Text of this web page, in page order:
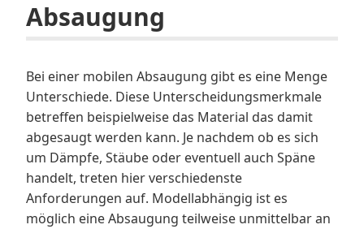
Absaugung
Bei einer mobilen Absaugung gibt es eine Menge
Unterschiede. Diese Unterscheidungsmerkmale
betreffen beispielweise das Material das damit
abgesaugt werden kann. Je nachdem ob es sich
um Dämpfe, Stäube oder eventuell auch Späne
handelt, treten hier verschiedenste
Anforderungen auf. Modellabhängig ist es
möglich eine Absaugung teilweise unmittelbar an